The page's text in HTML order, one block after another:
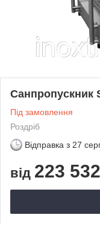
Санпропускник
Під замовлення
Роздріб
Відправка з 27
від 223